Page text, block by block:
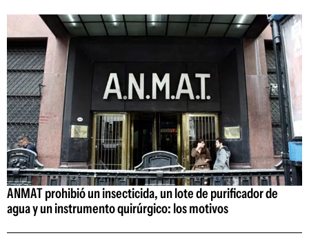
ANMAT prohibió un insecticida, un lote de purificador de
agua y un instrumento quirúrgico: los motivos